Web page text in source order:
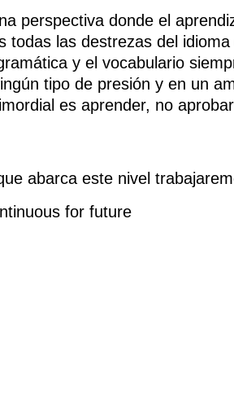
perspectiva donde el
todas las destrezas del
y el vocabulario
tipo de presión y en un
es aprender, no
abarca este nivel
for future